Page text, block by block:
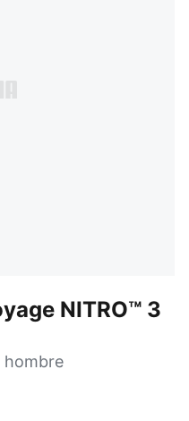
NITRO™ 3
hombre